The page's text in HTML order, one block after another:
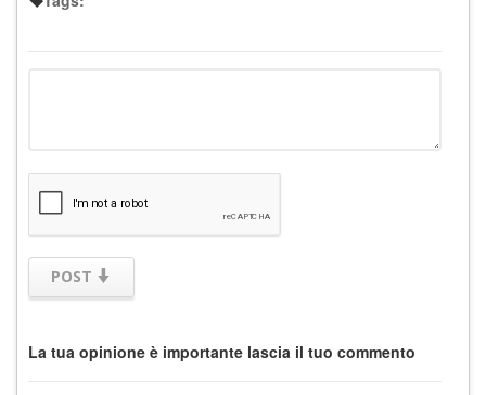
POST
La tua opinione è importante lascia il tuo commento